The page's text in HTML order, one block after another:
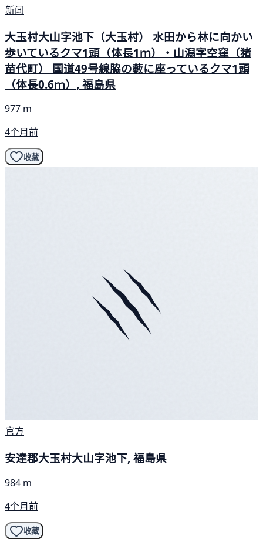
新闻
大玉村大山字池下（大玉村） 水田から林に向かい
歩いているクマ1頭（体長1ｍ）・山潟字空窪（猪
苗代町） 国道49号線脇の藪に座っているクマ1頭
（体長0.6ｍ）, 福島県
977 m
4个月前
收藏
官方
安達郡大玉村大山字池下, 福島県
984 m
4个月前
收藏